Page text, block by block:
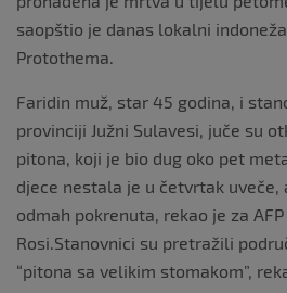
saopštio je danas lokalni
Protothema.
Faridin muž, star 45 godina, i
provinciji Južni Sulavesi, juče su
pitona, koji je bio dug oko pet
djece nestala je u četvrtak uveče,
odmah pokrenuta, rekao je za
Rosi.Stanovnici su pretražili
“pitona sa velikim stomakom”,